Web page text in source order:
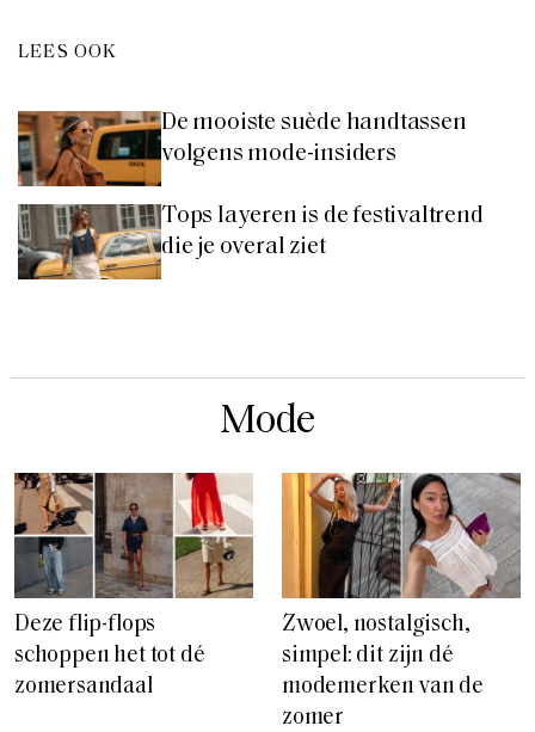
LEES OOK
De mooiste suède handtassen
volgens mode-insiders
Tops layeren is de festivaltrend
die je overal ziet
Mode
Deze flip-flops
schoppen het tot dé
zomersandaal
Zwoel, nostalgisch,
simpel: dit zijn dé
modemerken van de
zomer